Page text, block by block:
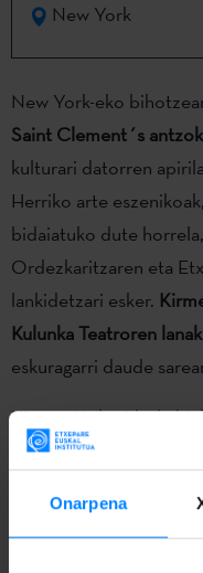
Onarpena
New York
New York-eko
Saint Clement´s
kulturari datorren
Herriko arte
bidaiatuko dute
Ordezkaritzaren eta
lankidetzari esker.
Kulunka Teatroren
eskuragarri daude
Kirmen Uribe idazle
aurkezpena
bertsioaren inguruan